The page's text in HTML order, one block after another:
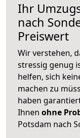
Ihr
nach
Preiswert
Wir verstehen,
stressig genug
helfen, sich
machen zu
haben
Ihnen ohne
Potsdam nach